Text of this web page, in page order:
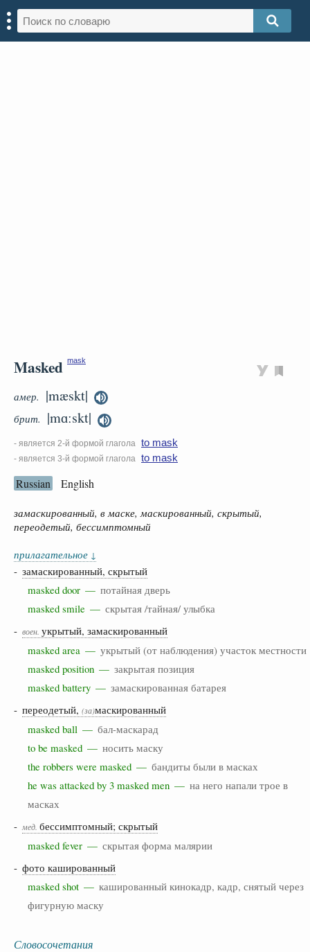
Masked mask
амер. |mæskt|
брит. |mɑːskt|
- является 2-й формой глагола to mask
- является 3-й формой глагола to mask
Russian English
замаскированный, в маске, маскированный, скрытый,
переодетый, бессимптомный
прилагательное ↓
- замаскированный, скрытый
masked door — потайная дверь
masked smile — скрытая /тайная/ улыбка
- воен. укрытый, замаскированный
masked area — укрытый (от наблюдения) участок местности
masked position — закрытая позиция
masked battery — замаскированная батарея
- переодетый, (за)маскированный
masked ball — бал-маскарад
to be masked — носить маску
the robbers were masked — бандиты были в масках
he was attacked by 3 masked men — на него напали трое в
масках
- мед. бессимптомный; скрытый
masked fever — скрытая форма малярии
- фото кашированный
masked shot — кашированный кинокадр, кадр, снятый через
фигурную маску
Словосочетания